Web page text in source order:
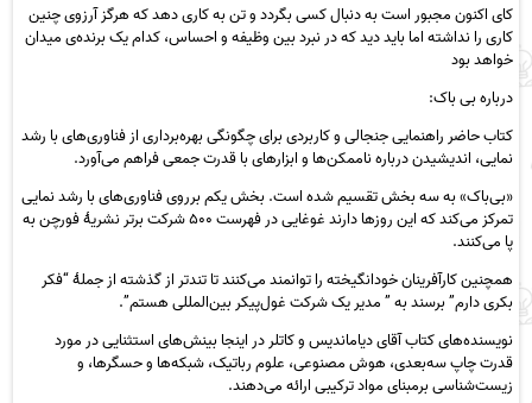
کای اکنون مجبور است به دنبال کسی بگردد و تن به کاری دهد که هرگز آرزوی چنین
کاری را نداشته اما باید دید که در نبرد بین وظیفه و احساس، کدام یک برنده‌ی میدان
خواهد بود
درباره بی باک:
کتاب حاضر راهنمایی‌ جنجالی و کاربردی برای چگونگی بهره‌برداری از فناوری‌های با رشد
نمایی، اندیشیدن درباره ناممکن‌ها و ابزارهای با قدرت جمعی فراهم می‌آورد.
«بی‌باک» به سه بخش تقسیم شده است. بخش یکم برروی فناوری‌های با رشد نمایی
تمرکز می‌کند که این روزها دارند غوغایی در فهرست ۵۰۰ شرکت برتر نشریۀ فورچن به
پا می‌کنند.
همچنین کارآفرینان خودانگیخته را توانمند می‌کنند تا تندتر از گذشته از جملۀ “فکر
بکری دارم” برسند به ” مدیر یک شرکت غول‌پیکر بین‌المللی هستم”.
نویسنده‌های کتاب آقای دیاماندیس و کاتلر در اینجا بینش‌های استثنایی در مورد
قدرت چاپ سه‌بعدی، هوش مصنوعی، علوم رباتیک، شبکه‌ها و حسگرها، و
زیست‌شناسی برمبنای مواد ترکیبی ارائه می‌دهند.